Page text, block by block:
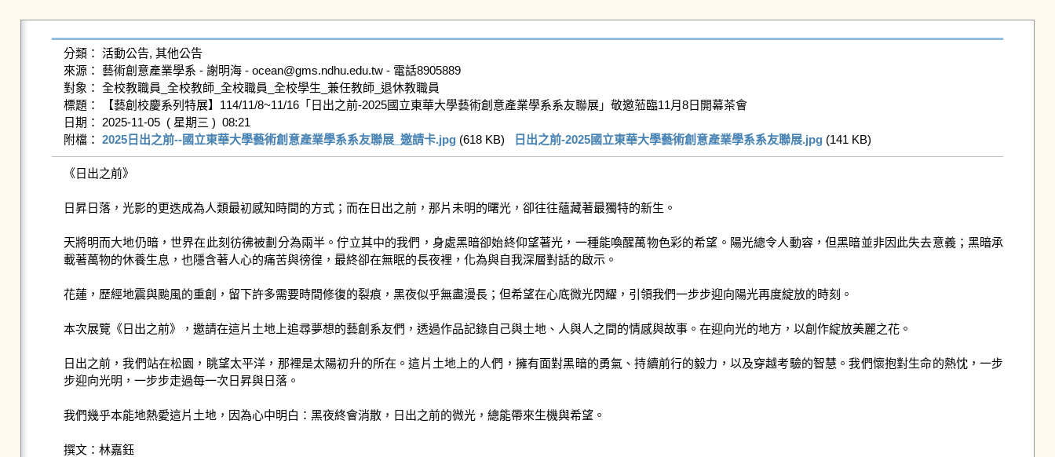
分類： 活動公告, 其他公告
來源： 藝術創意產業學系 - 謝明海 - ocean@gms.ndhu.edu.tw - 電話8905889
對象： 全校教職員_全校教師_全校職員_全校學生_兼任教師_退休教職員
標題： 【藝創校慶系列特展】114/11/8~11/16「日出之前-2025國立東華大學藝術創意產業學系系友聯展」敬邀蒞臨11月8日開幕茶會
日期： 2025-11-05  ( 星期三 )  08:21
附檔： 2025日出之前--國立東華大學藝術創意產業學系系友聯展_邀請卡.jpg (618 KB) 日出之前-2025國立東華大學藝術創意產業學系系友聯展.jpg (141 KB)
《日出之前》
日昇日落，光影的更迭成為人類最初感知時間的方式；而在日出之前，那片未明的曙光，卻往往蘊藏著最獨特的新生。
天將明而大地仍暗，世界在此刻彷彿被劃分為兩半。佇立其中的我們，身處黑暗卻始終仰望著光，一種能喚醒萬物色彩的希望。陽光總令人動容，但黑暗並非因此失去意義；黑暗承
載著萬物的休養生息，也隱含著人心的痛苦與徬徨，最終卻在無眠的長夜裡，化為與自我深層對話的啟示。
花蓮，歷經地震與颱風的重創，留下許多需要時間修復的裂痕，黑夜似乎無盡漫長；但希望在心底微光閃耀，引領我們一步步迎向陽光再度綻放的時刻。
本次展覽《日出之前》，邀請在這片土地上追尋夢想的藝創系友們，透過作品記錄自己與土地、人與人之間的情感與故事。在迎向光的地方，以創作綻放美麗之花。
日出之前，我們站在松園，眺望太平洋，那裡是太陽初升的所在。這片土地上的人們，擁有面對黑暗的勇氣、持續前行的毅力，以及穿越考驗的智慧。我們懷抱對生命的熱忱，一步
步迎向光明，一步步走過每一次日昇與日落。
我們幾乎本能地熱愛這片土地，因為心中明白：黑夜終會消散，日出之前的微光，總能帶來生機與希望。
撰文：林嘉鈺